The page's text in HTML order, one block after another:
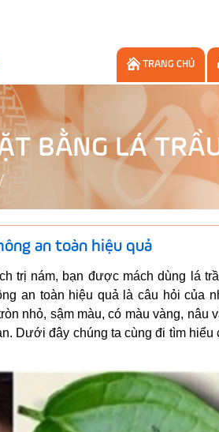
TRANG CHỦ
BẰNG LÁ
an toàn hiệu quả
trị nám, bạn được mách dùng lá
an toàn hiệu quả là câu hỏi của
nhỏ, sậm màu, có màu vàng,
Dưới đây chúng ta cùng đi tìm hiểu